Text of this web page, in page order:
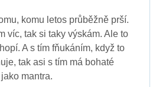
komu letos průběžně prší.
víc, tak si taky výskám. Ale to
A s tím fňukáním, když to
tak asi s tím má bohaté
mantra.